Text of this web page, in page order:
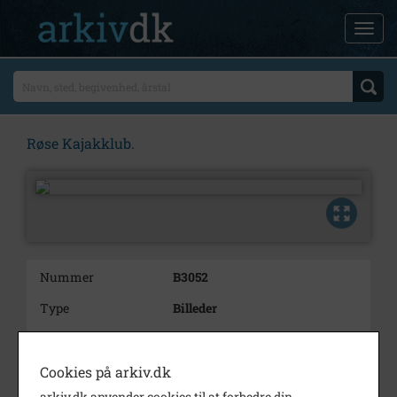
Røse Kajakklub.
Nummer
B3052
Type
Billeder
Årstal
1939
Cookies på arkiv.dk